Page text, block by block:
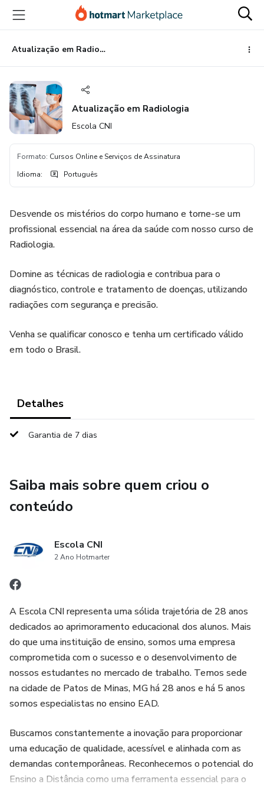
para
conteúdo
principal
para
pagamento
para
rodapé
Atualização em Radiologia
Atualização em Radiologia
Escola CNI
Formato: Cursos Online e Serviços de Assinatura
Idioma: Português
Desvende os mistérios do corpo humano e torne-se um
profissional essencial na área da saúde com nosso curso de
Radiologia.
Domine as técnicas de radiologia e contribua para o
diagnóstico, controle e tratamento de doenças, utilizando
radiações com segurança e precisão.
Venha se qualificar conosco e tenha um certificado válido
em todo o Brasil.
Detalhes
Garantia de 7 dias
Saiba mais sobre quem criou o
conteúdo
Escola CNI
2 Ano Hotmarter
A Escola CNI representa uma sólida trajetória de 28 anos
dedicados ao aprimoramento educacional dos alunos. Mais
do que uma instituição de ensino, somos uma empresa
comprometida com o sucesso e o desenvolvimento de
nossos estudantes no mercado de trabalho. Temos sede
na cidade de Patos de Minas, MG há 28 anos e há 5 anos
somos especialistas no ensino EAD.
Buscamos constantemente a inovação para proporcionar
uma educação de qualidade, acessível e alinhada com as
demandas contemporâneas. Reconhecemos o potencial do
Ensino a Distância como uma ferramenta essencial para o